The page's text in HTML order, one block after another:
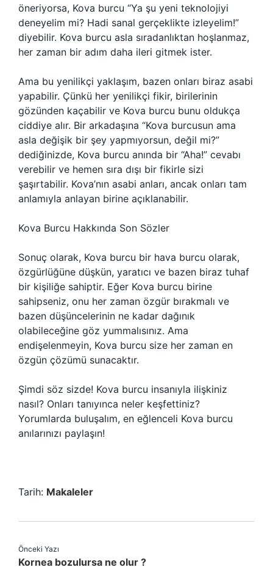
öneriyorsa, Kova burcu “Ya şu yeni teknolojiyi
deneyelim mi? Hadi sanal gerçeklikte izleyelim!”
diyebilir. Kova burcu asla sıradanlıktan hoşlanmaz,
her zaman bir adım daha ileri gitmek ister.
Ama bu yenilikçi yaklaşım, bazen onları biraz asabi
yapabilir. Çünkü her yenilikçi fikir, birilerinin
gözünden kaçabilir ve Kova burcu bunu oldukça
ciddiye alır. Bir arkadaşına “Kova burcusun ama
asla değişik bir şey yapmıyorsun, değil mi?”
dediğinizde, Kova burcu anında bir “Aha!” cevabı
verebilir ve hemen sıra dışı bir fikirle sizi
şaşırtabilir. Kova’nın asabi anları, ancak onları tam
anlamıyla anlayan birine açıklanabilir.
Kova Burcu Hakkında Son Sözler
Sonuç olarak, Kova burcu bir hava burcu olarak,
özgürlüğüne düşkün, yaratıcı ve bazen biraz tuhaf
bir kişiliğe sahiptir. Eğer Kova burcu birine
sahipseniz, onu her zaman özgür bırakmalı ve
bazen düşüncelerinin ne kadar dağınık
olabileceğine göz yummalısınız. Ama
endişelenmeyin, Kova burcu size her zaman en
özgün çözümü sunacaktır.
Şimdi söz sizde! Kova burcu insanıyla ilişkiniz
nasıl? Onları tanıyınca neler keşfettiniz?
Yorumlarda buluşalım, en eğlenceli Kova burcu
anılarınızı paylaşın!
Tarih: Makaleler
Önceki Yazı
Kornea bozulursa ne olur ?